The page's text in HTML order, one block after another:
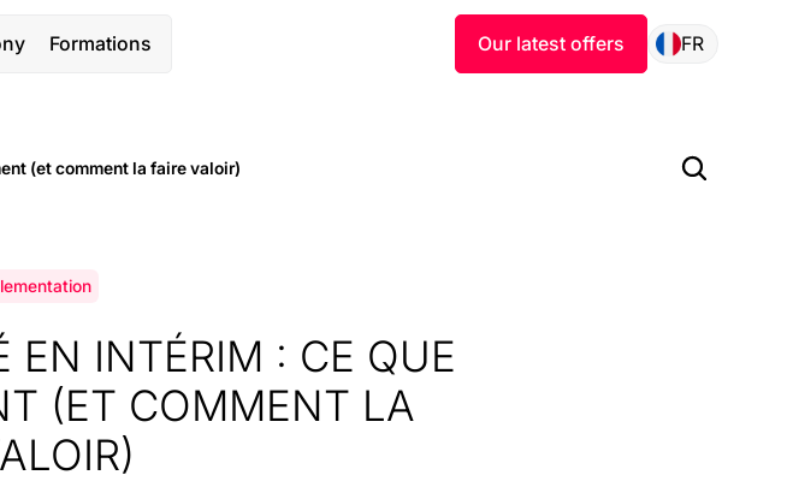
Formations Our latest offers FR
(et comment la faire valoir)
EN INTÉRIM : CE QUE
(ET COMMENT LA